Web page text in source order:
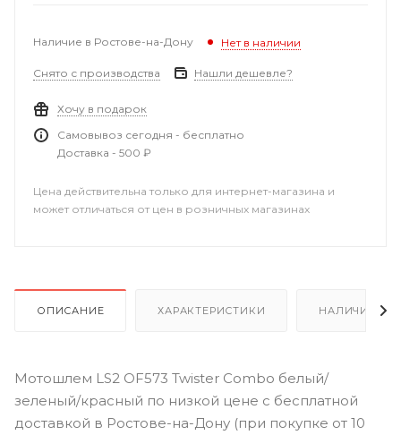
Наличие в Ростове-на-Дону Нет в наличии
Снято с производства Нашли дешевле?
Хочу в подарок
Самовывоз сегодня - бесплатно
Доставка - 500 ₽
Цена действительна только для интернет-магазина и
может отличаться от цен в розничных магазинах
ОПИСАНИЕ ХАРАКТЕРИСТИКИ НАЛИЧИЕ В
Мотошлем LS2 OF573 Twister Combo белый/
зеленый/красный по низкой цене с бесплатной
доставкой в Ростове-на-Дону (при покупке от 10